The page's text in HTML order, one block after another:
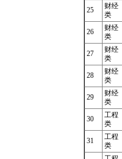
25
财经
类
26
财经
类
27
财经
类
28
财经
类
29
财经
类
30
工程
类
31
工程
类